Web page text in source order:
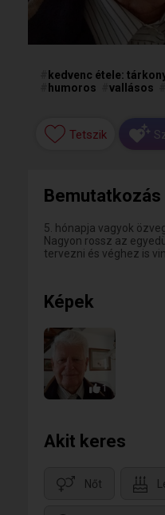
kedvenc étele:
humoros vallásos
Tetszik
Bemutatkozás
5. hónapja vagyok
Nagyon rossz az
tervezni és véghez is
Képek
1
Akit keres
Nőt